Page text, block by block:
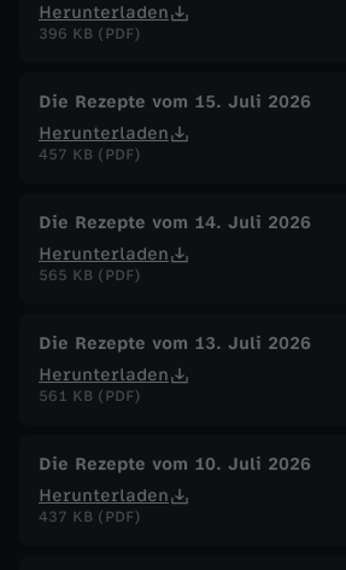
i
t
l
e
i
t
Herunterladen
396 KB (PDF)
Die Rezepte vom 15. Juli 2026
Herunterladen
457 KB (PDF)
Die Rezepte vom 14. Juli 2026
Herunterladen
565 KB (PDF)
Die Rezepte vom 13. Juli 2026
Herunterladen
561 KB (PDF)
Die Rezepte vom 10. Juli 2026
Herunterladen
437 KB (PDF)